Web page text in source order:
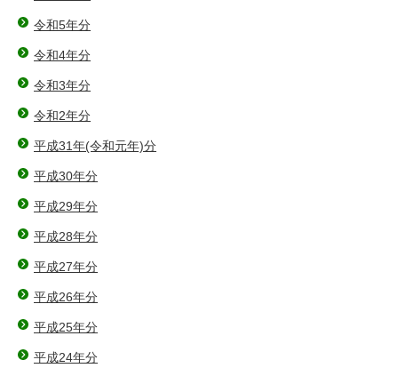
令和5年分
令和4年分
令和3年分
令和2年分
平成31年(令和元年)分
平成30年分
平成29年分
平成28年分
平成27年分
平成26年分
平成25年分
平成24年分